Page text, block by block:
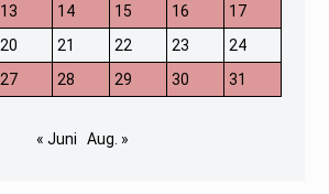
13 14 15 16
17
20 21 22 23
24
27 28 29 30 31
« Juni Aug. »